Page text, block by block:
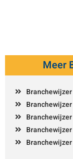
Meer
Branchewijzer